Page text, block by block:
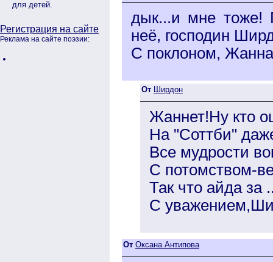
для детей.
Регистрация на сайте
Реклама на сайте поэзии:
дык...и мне тоже!
неё, господин
С поклоном,
От Ширдон
Жаннет!Ну кто
На "Соттби"
Все мудрости
С потомством-
Так что айда за
С
От Оксана Антипова